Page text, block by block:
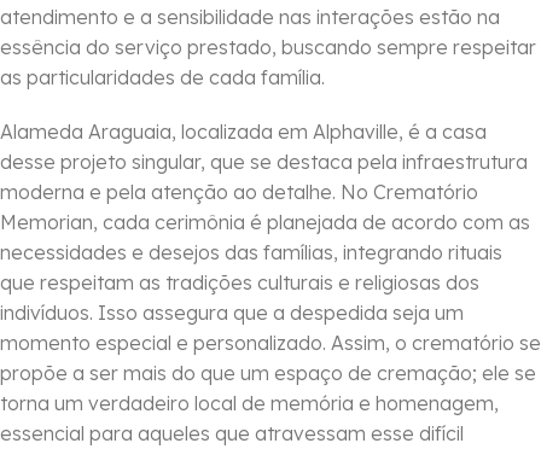
atendimento e a sensibilidade nas interações estão na
essência do serviço prestado, buscando sempre respeitar
as particularidades de cada família.
Alameda Araguaia, localizada em Alphaville, é a casa
desse projeto singular, que se destaca pela infraestrutura
moderna e pela atenção ao detalhe. No Crematório
Memorian, cada cerimônia é planejada de acordo com as
necessidades e desejos das famílias, integrando rituais
que respeitam as tradições culturais e religiosas dos
indivíduos. Isso assegura que a despedida seja um
momento especial e personalizado. Assim, o crematório se
propõe a ser mais do que um espaço de cremação; ele se
torna um verdadeiro local de memória e homenagem,
essencial para aqueles que atravessam esse difícil